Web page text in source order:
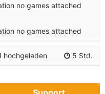
no games attached
no games attached
5 Std.
hochgeladen